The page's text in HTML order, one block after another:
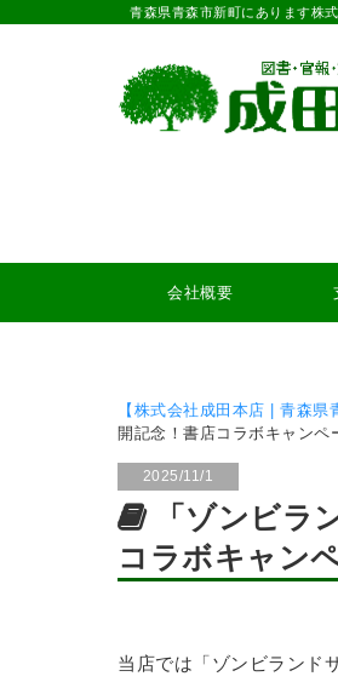
青森県青森市新町にあります株
会社概要
【株式会社成田本店 | 青森県
開記念！書店コラボキャンペ
2025/11/1
「ゾンビラ
コラボキャン
当店では「ゾンビランド